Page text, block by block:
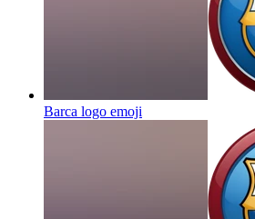
Barca logo emoji